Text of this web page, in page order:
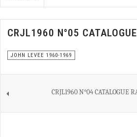
CRJL1960 N°05
JOHN LEVEE 1960-1969
CRJL1960 N°04 CATALOGUE